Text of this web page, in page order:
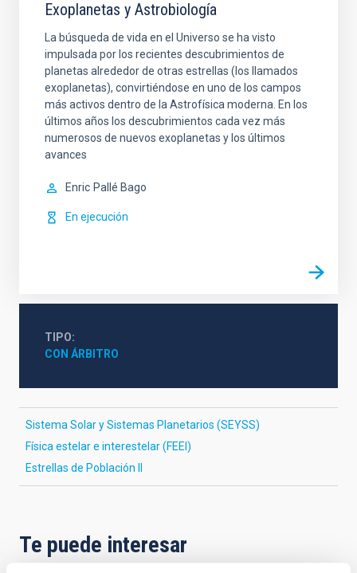
Exoplanetas y Astrobiología
La búsqueda de vida en el Universo se ha visto
impulsada por los recientes descubrimientos de
planetas alrededor de otras estrellas (los llamados
exoplanetas), convirtiéndose en uno de los campos
más activos dentro de la Astrofísica moderna. En los
últimos años los descubrimientos cada vez más
numerosos de nuevos exoplanetas y los últimos
avances
Enric Pallé Bago
En ejecución
TIPO
CON ÁRBITRO
Sistema Solar y Sistemas Planetarios (SEYSS)
Física estelar e interestelar (FEEI)
Estrellas de Población II
Te puede interesar